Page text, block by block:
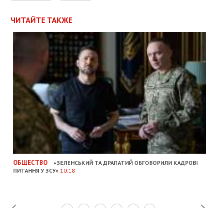
ЧИТАЙТЕ ТАКЖЕ
ОБЩЕСТВО
«ЗЕЛЕНСЬКИЙ ТА ДРАПАТИЙ ОБГОВОРИЛИ КАДРОВІ
ПИТАННЯ У ЗСУ» 10:18